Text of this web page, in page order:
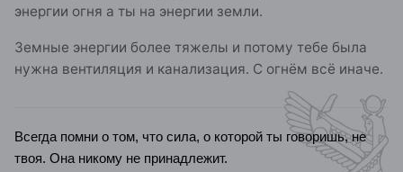
энергии огня а ты на энергии земли.
Земные энергии более тяжелы и потому тебе была
нужна вентиляция и канализация. С огнём всё иначе.
Всегда помни о том, что сила, о которой ты говоришь, не
твоя. Она никому не принадлежит.